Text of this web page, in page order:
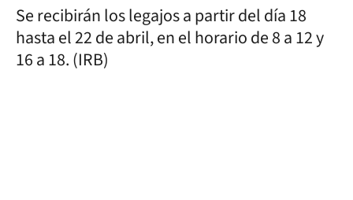
Se recibirán los legajos a partir del día 18
hasta el 22 de abril, en el horario de 8 a 12 y
16 a 18. (IRB)